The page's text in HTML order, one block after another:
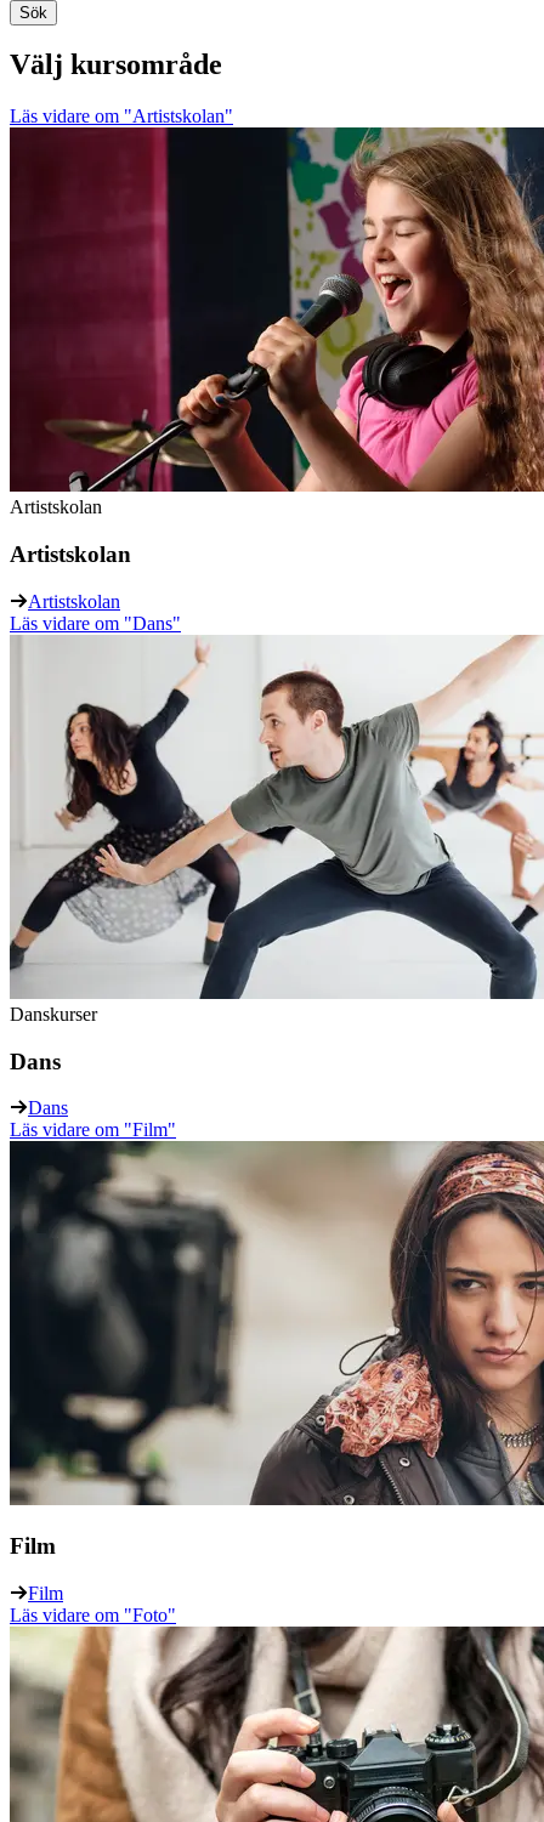
Sök
Välj kursområde
Läs vidare om "Artistskolan"
Artistskolan
Artistskolan
Artistskolan
Läs vidare om "Dans"
Danskurser
Dans
Dans
Läs vidare om "Film"
Film
Film
Läs vidare om "Foto"